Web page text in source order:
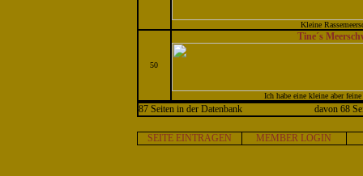
Kleine
50
Tine´s
Ich habe eine kleine aber
87 Seiten in der Datenbank davon 68
SEITE EINTRAGEN MEMBER LOGIN